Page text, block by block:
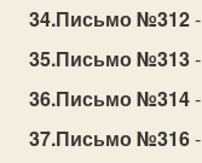
Письмо №312
Письмо №313
Письмо №314
Письмо №316